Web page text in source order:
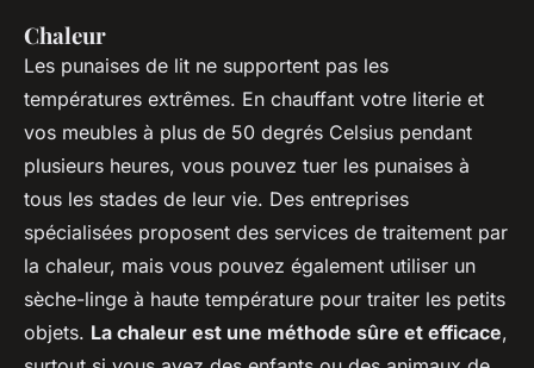
Chaleur
Les punaises de lit ne supportent pas les
températures extrêmes. En chauffant votre literie et
vos meubles à plus de 50 degrés Celsius pendant
plusieurs heures, vous pouvez tuer les punaises à
tous les stades de leur vie. Des entreprises
spécialisées proposent des services de traitement par
la chaleur, mais vous pouvez également utiliser un
sèche-linge à haute température pour traiter les petits
objets. La chaleur est une méthode sûre et efficace,